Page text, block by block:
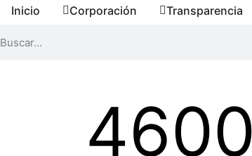
Inicio Corporación Transparencia